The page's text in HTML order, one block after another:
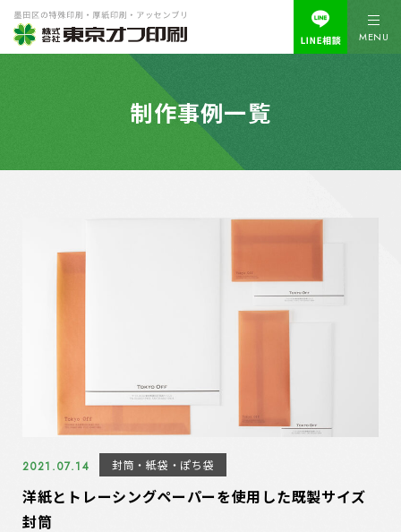
MENU
制作事例一覧
2021.07.14 封筒・紙袋・ぽち袋
洋紙とトレーシングペーパーを使用した既製サイズ
封筒